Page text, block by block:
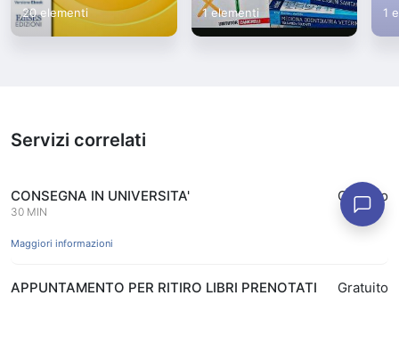
20 elementi 1 elementi 1
Servizi correlati
CONSEGNA IN UNIVERSITA'
30 MIN
Gratuito
Maggiori informazioni
APPUNTAMENTO PER RITIRO LIBRI PRENOTATI
Gratuito